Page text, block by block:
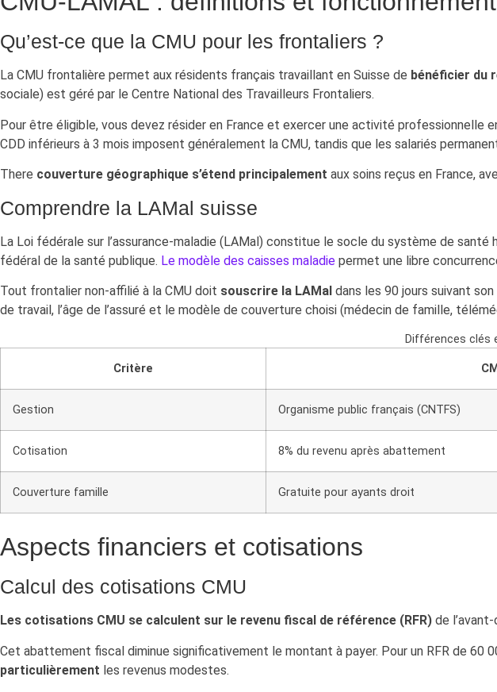
Qu’est-ce que la CMU pour les frontaliers ?
La CMU frontalière permet aux résidents français travaillant en Suisse de bénéficier du
sociale) est géré par le Centre National des Travailleurs Frontaliers.
Pour être éligible, vous devez résider en France et exercer une activité professionnelle
CDD inférieurs à 3 mois imposent généralement la CMU, tandis que les salariés
There couverture géographique s’étend principalement aux soins reçus en France,
Comprendre la LAMal suisse
La Loi fédérale sur l’assurance-maladie (LAMal) constitue le socle du système de santé
fédéral de la santé publique. Le modèle des caisses maladie permet une libre
Tout frontalier non-affilié à la CMU doit souscrire la LAMal dans les 90 jours suivant
de travail, l’âge de l’assuré et le modèle de couverture choisi (médecin de famille,
Différences clés
Critère
Gestion Organisme public français (CNTFS)
Cotisation 8% du revenu après abattement
Couverture famille Gratuite pour ayants droit
Aspects financiers et cotisations
Calcul des cotisations CMU
Les cotisations CMU se calculent sur le revenu fiscal de référence (RFR) de
Cet abattement fiscal diminue significativement le montant à payer. Pour un RFR de 60
particulièrement les revenus modestes.